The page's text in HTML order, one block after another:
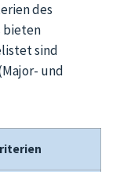
des
bieten
sind
und